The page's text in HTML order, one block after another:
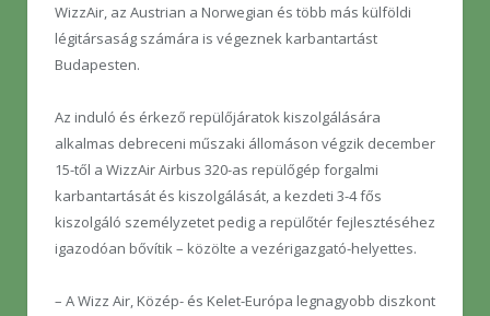
WizzAir, az Austrian a Norwegian és több más külföldi
légitársaság számára is végeznek karbantartást
Budapesten.
Az induló és érkező repülőjáratok kiszolgálására
alkalmas debreceni műszaki állomáson végzik december
15-től a WizzAir Airbus 320-as repülőgép forgalmi
karbantartását és kiszolgálását, a kezdeti 3-4 fős
kiszolgáló személyzetet pedig a repülőtér fejlesztéséhez
igazodóan bővítik – közölte a vezérigazgató-helyettes.
– A Wizz Air, Közép- és Kelet-Európa legnagyobb diszkont